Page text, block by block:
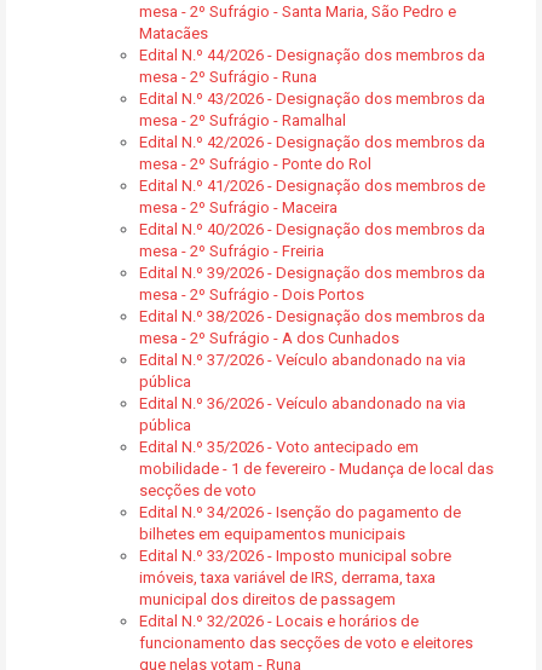
mesa - 2º Sufrágio - Santa Maria, São Pedro e
Matacães
Edital N.º 44/2026 - Designação dos membros da
mesa - 2º Sufrágio - Runa
Edital N.º 43/2026 - Designação dos membros da
mesa - 2º Sufrágio - Ramalhal
Edital N.º 42/2026 - Designação dos membros da
mesa - 2º Sufrágio - Ponte do Rol
Edital N.º 41/2026 - Designação dos membros de
mesa - 2º Sufrágio - Maceira
Edital N.º 40/2026 - Designação dos membros da
mesa - 2º Sufrágio - Freiria
Edital N.º 39/2026 - Designação dos membros da
mesa - 2º Sufrágio - Dois Portos
Edital N.º 38/2026 - Designação dos membros da
mesa - 2º Sufrágio - A dos Cunhados
Edital N.º 37/2026 - Veículo abandonado na via
pública
Edital N.º 36/2026 - Veículo abandonado na via
pública
Edital N.º 35/2026 - Voto antecipado em
mobilidade - 1 de fevereiro - Mudança de local das
secções de voto
Edital N.º 34/2026 - Isenção do pagamento de
bilhetes em equipamentos municipais
Edital N.º 33/2026 - Imposto municipal sobre
imóveis, taxa variável de IRS, derrama, taxa
municipal dos direitos de passagem
Edital N.º 32/2026 - Locais e horários de
funcionamento das secções de voto e eleitores
que nelas votam - Runa